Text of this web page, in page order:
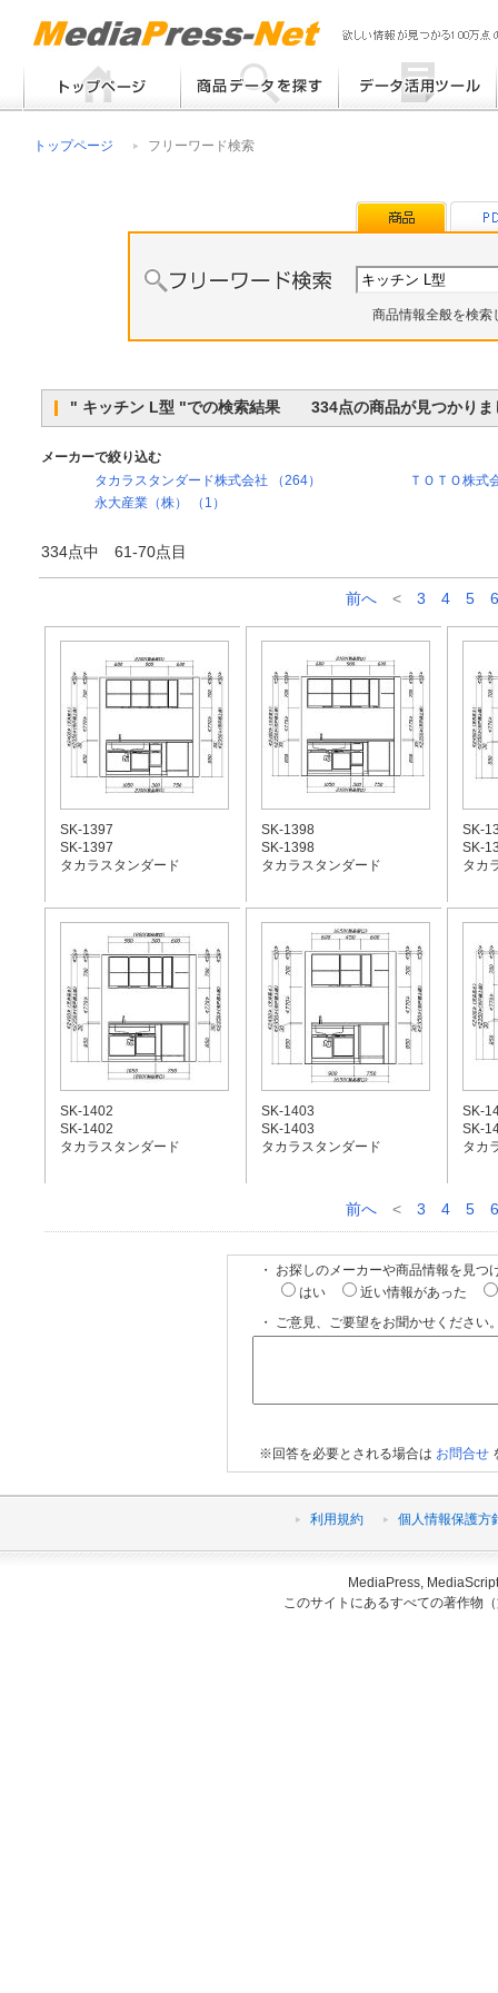
メーカー別検索
トップページ フリーワード検索
商品情報全般を検索
" キッチン L型 "での検索結果 334点の商品が見つかりま
メーカーで絞り込む
タカラスタンダード株式会社 （264）
ＴＯＴＯ株式
永大産業（株） （1）
334点中 61-70点目
前へ < 3 4 5 6
SK-1397
SK-1397
タカラスタンダード
SK-1398
SK-1398
タカラスタンダード
SK-
SK-
タカ
SK-1402
SK-1402
タカラスタンダード
SK-1403
SK-1403
タカラスタンダード
SK-
SK-
タカ
前へ < 3 4 5 6
・ お探しのメーカーや商品情報を見つ
はい
近い情報があった
・ ご意見、ご要望をお聞かせください
※回答を必要とされる場合は お問合せ
利用規約 個人情報保護方
MediaPress,
このサイトにあるすべての著作物